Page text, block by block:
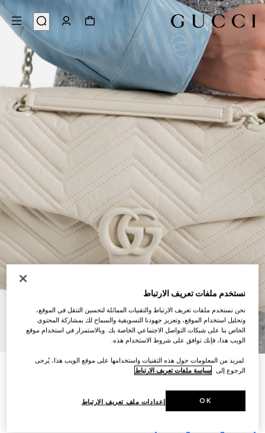
/
11
حقيبة كتف متوسطة GG Marmont
جلد باللون العاجي
نستخدم ملفات تعريف الارتباط
نحن نستخدم ملفات تعريف الارتباط والتقنيات المماثلة لتحسين التنقل في الموقع،
وتحليل استخدام الموقع، وتعزيز جهودنا التسويقية والسماح لك بمشاركة المحتوى
الخاص بنا على شبكات التواصل الاجتماعي الخاصة بك. وبالاستمرار في استخدام موقع
الويب هذا، فإنك توافق على شروط الاستخدام هذه.
.لمزيد من المعلومات حول هذه التقنيات واستخدامها على موقع الويب هذا، يُرجى
الرجوع إلى سياسة ملفات تعريف الارتباط
إعدادات ملف تعريف الارتباط OK